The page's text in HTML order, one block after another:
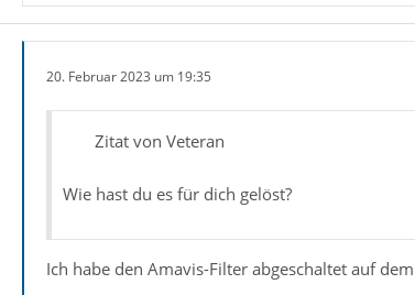
20. Februar 2023 um 19:35
Zitat von Veteran
Wie hast du es für dich gelöst?
Ich habe den Amavis-Filter abgeschaltet auf